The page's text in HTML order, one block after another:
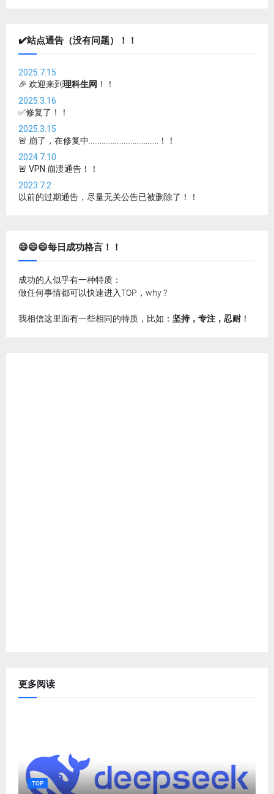
✔️站点通告（没有问题）！！
2025.7.15
🎉 欢迎来到理科生网 ！！
2025.3.16
✅修复了！！
2025.3.15
🚨 崩了，在修复中......................................！！
2024.7.10
🚨 VPN 崩溃通告！！
2023.7.2
以前的过期通告，尽量无关公告已被删除了！！
😄😄😄每日成功格言！！
成功的人似乎有一种特质：
做任何事情都可以快速进入TOP，why ?
我相信这里面有一些相同的特质，比如： 坚持，专注，忍耐 ！
更多阅读
TOP